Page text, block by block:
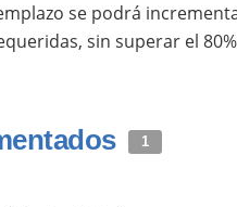
se podrá
sin superar el 80%
1